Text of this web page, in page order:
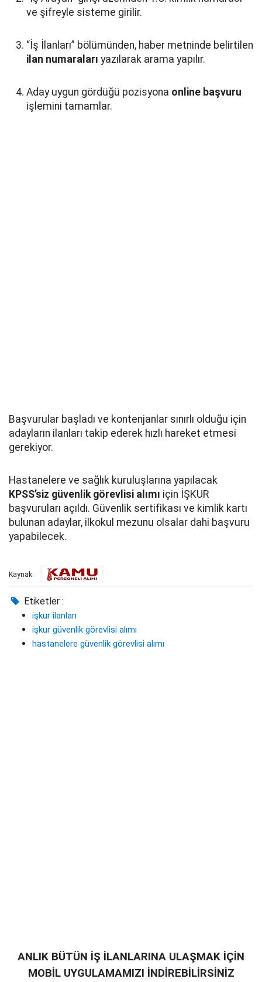
ve şifreyle sisteme girilir.
“İş İlanları” bölümünden, haber metninde belirtilen
ilan numaraları yazılarak arama yapılır.
Aday uygun gördüğü pozisyona online başvuru
işlemini tamamlar.
Başvurular başladı ve kontenjanlar sınırlı olduğu için
adayların ilanları takip ederek hızlı hareket etmesi
gerekiyor.
Hastanelere ve sağlık kuruluşlarına yapılacak
KPSS’siz güvenlik görevlisi alımı için İŞKUR
başvuruları açıldı. Güvenlik sertifikası ve kimlik kartı
bulunan adaylar, ilkokul mezunu olsalar dahi başvuru
yapabilecek.
Kaynak:
Etiketler :
işkur ilanları
işkur güvenlik görevlisi alımı
hastanelere güvenlik görevlisi alımı
ANLIK BÜTÜN İŞ İLANLARINA ULAŞMAK İÇİN
MOBİL UYGULAMAMIZI İNDİREBİLİRSİNİZ